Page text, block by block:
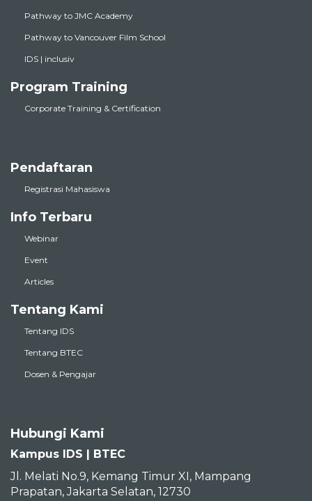
Pathway to JMC Academy
Pathway to Vancouver Film School
IDS | inclusiv
Program Training
Corporate Training & Certification
Pendaftaran
Registrasi Mahasiswa
Info Terbaru
Webinar
Event
Articles
Tentang Kami
Tentang IDS
Tentang BTEC
Dosen & Pengajar
Hubungi Kami
Kampus IDS | BTEC
Jl. Melati No.9, Kemang Timur XI, Mampang
Prapatan, Jakarta Selatan, 12730